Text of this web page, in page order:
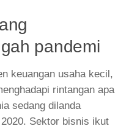
pandemi
keuangan usaha kecil,
rintangan apa
sedang dilanda
Sektor bisnis ikut